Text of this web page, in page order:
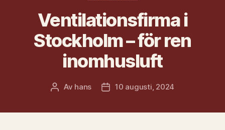
Ventilationsfirma i
Stockholm – för ren
inomhusluft
Inläggsförfattare
Av hans Inläggsdatum
10 augusti, 2024